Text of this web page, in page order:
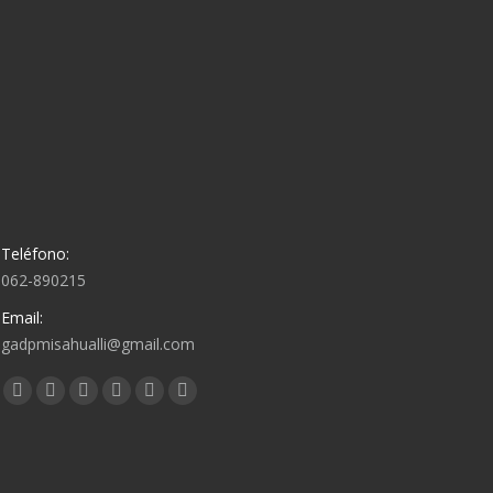
Teléfono:
062-890215
Email:
gadpmisahualli@gmail.com
Encuéntranos en:
Facebook
TwitterGoogle+LinkedinPinterestInstagram